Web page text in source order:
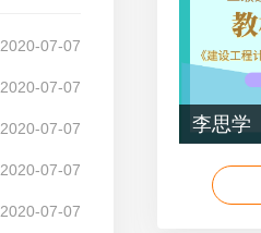
2020-07-07
2020-07-07
2020-07-07
2020-07-07
2020-07-07
李思学